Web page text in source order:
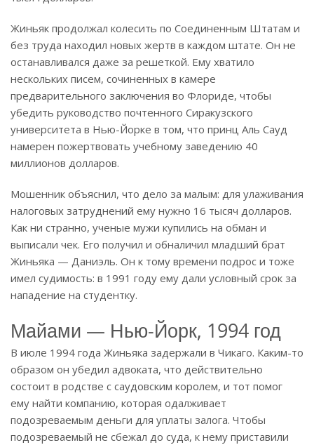
Жиньяк продолжал колесить по Соединенным Штатам и
без труда находил новых жертв в каждом штате. Он не
останавливался даже за решеткой. Ему хватило
нескольких писем, сочиненных в камере
предварительного заключения во Флориде, чтобы
убедить руководство почтенного Сиракузского
университета в Нью-Йорке в том, что принц Аль Сауд
намерен пожертвовать учебному заведению 40
миллионов долларов.
Мошенник объяснил, что дело за малым: для улаживания
налоговых затруднений ему нужно 16 тысяч долларов.
Как ни странно, ученые мужи купились на обман и
выписали чек. Его получил и обналичил младший брат
Жиньяка — Даниэль. Он к тому времени подрос и тоже
имел судимость: в 1991 году ему дали условный срок за
нападение на студентку.
Майами — Нью-Йорк, 1994 год
В июле 1994 года Жиньяка задержали в Чикаго. Каким-то
образом он убедил адвоката, что действительно
состоит в родстве с саудовским королем, и тот помог
ему найти компанию, которая одалживает
подозреваемым деньги для уплаты залога. Чтобы
подозреваемый не сбежал до суда, к нему приставили